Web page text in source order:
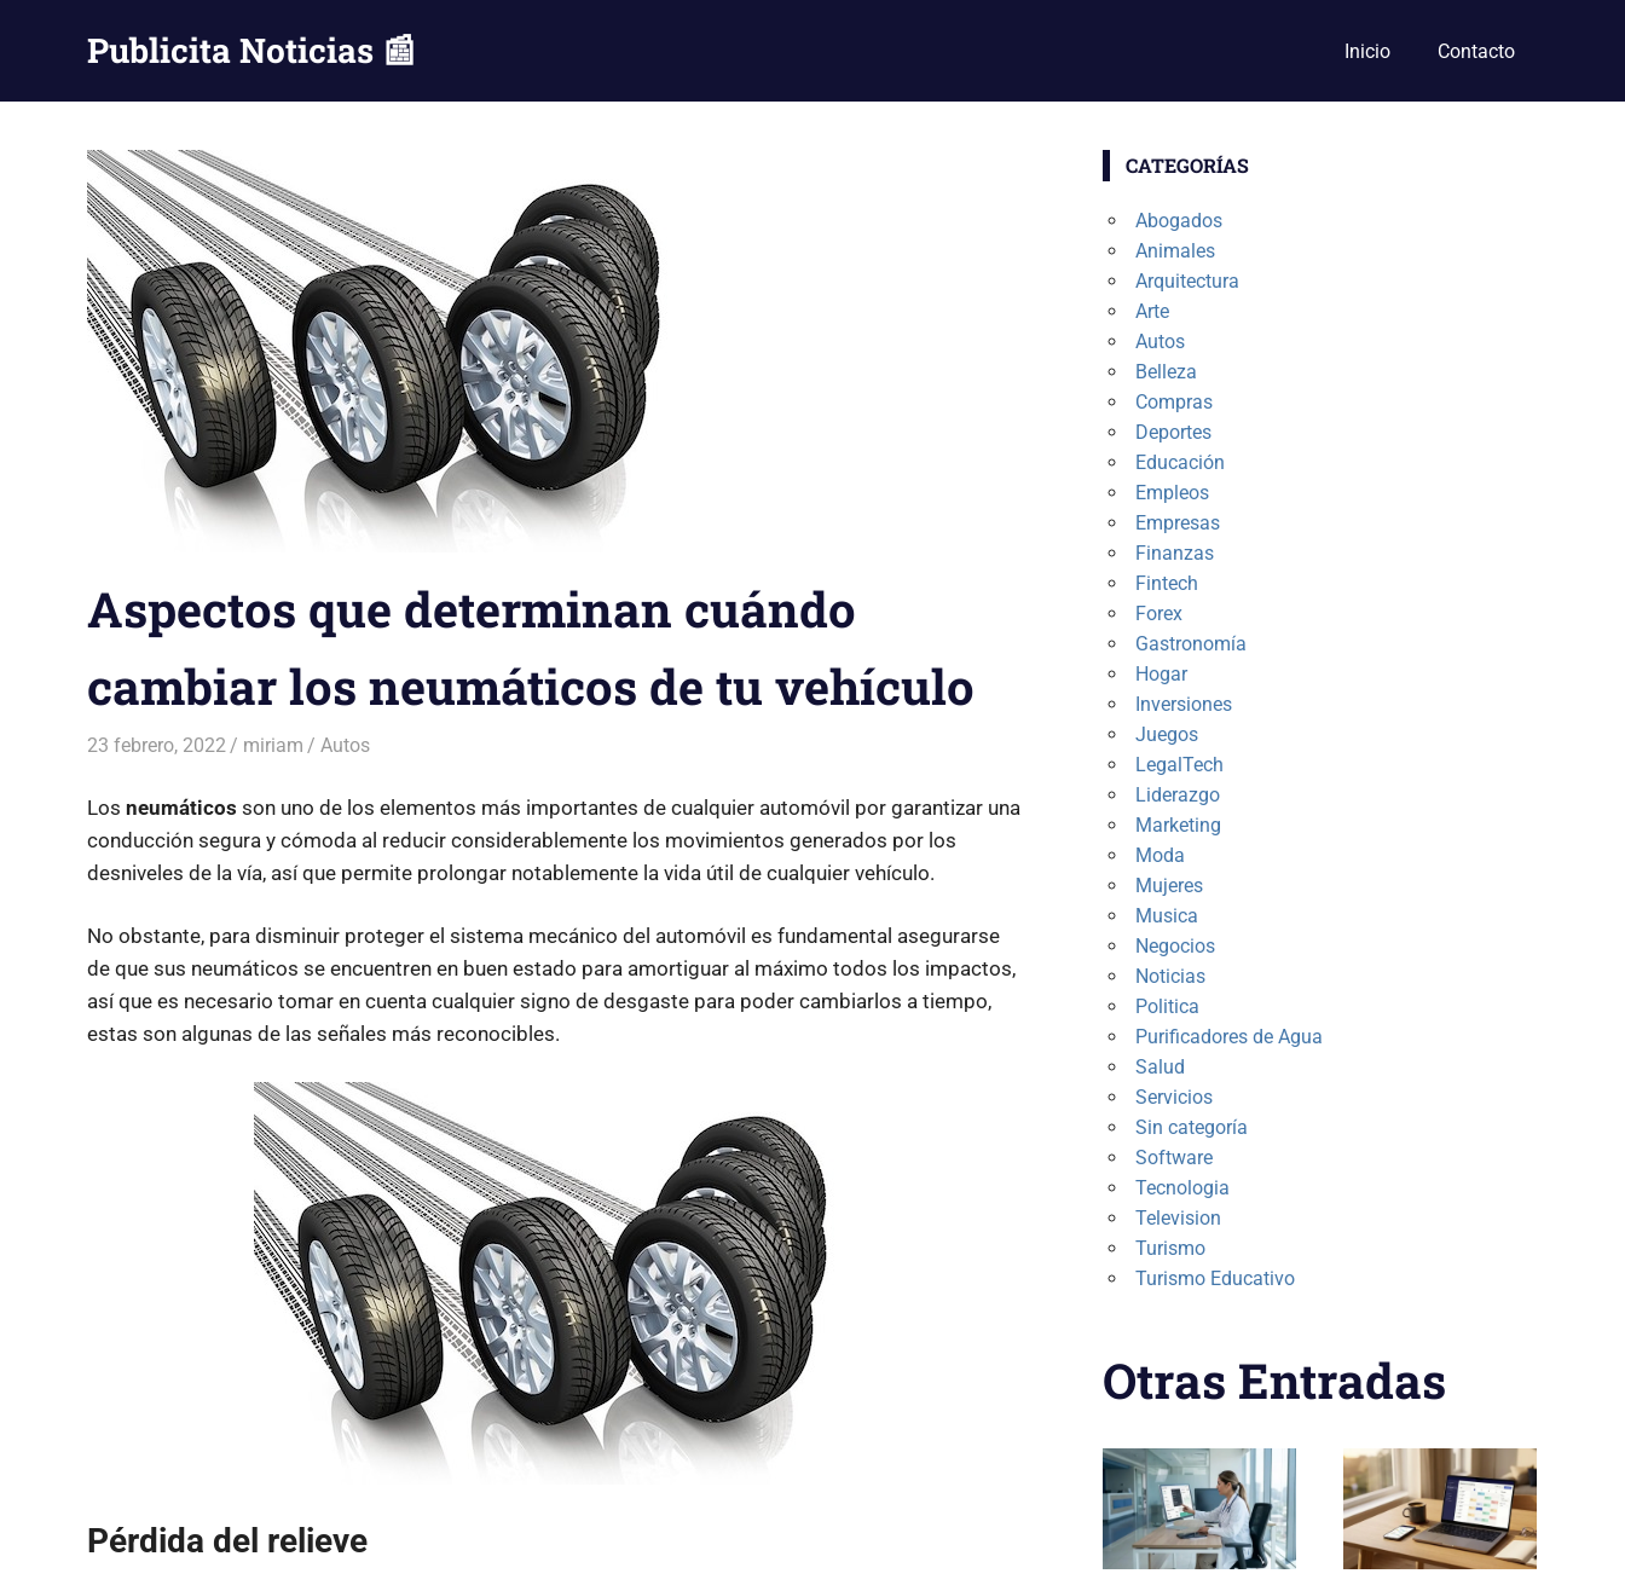
Publicita Noticias 📰 Inicio Contacto
Aspectos que determinan cuándo
cambiar los neumáticos de tu vehículo
23 febrero, 2022 miriam Autos
Los neumáticos son uno de los elementos más importantes de cualquier automóvil por garantizar una
conducción segura y cómoda al reducir considerablemente los movimientos generados por los
desniveles de la vía, así que permite prolongar notablemente la vida útil de cualquier vehículo.
No obstante, para disminuir proteger el sistema mecánico del automóvil es fundamental asegurarse
de que sus neumáticos se encuentren en buen estado para amortiguar al máximo todos los impactos,
así que es necesario tomar en cuenta cualquier signo de desgaste para poder cambiarlos a tiempo,
estas son algunas de las señales más reconocibles.
Pérdida del relieve
CATEGORÍAS
Abogados
Animales
Arquitectura
Arte
Autos
Belleza
Compras
Deportes
Educación
Empleos
Empresas
Finanzas
Fintech
Forex
Gastronomía
Hogar
Inversiones
Juegos
LegalTech
Liderazgo
Marketing
Moda
Mujeres
Musica
Negocios
Noticias
Politica
Purificadores de Agua
Salud
Servicios
Sin categoría
Software
Tecnologia
Television
Turismo
Turismo Educativo
Otras Entradas